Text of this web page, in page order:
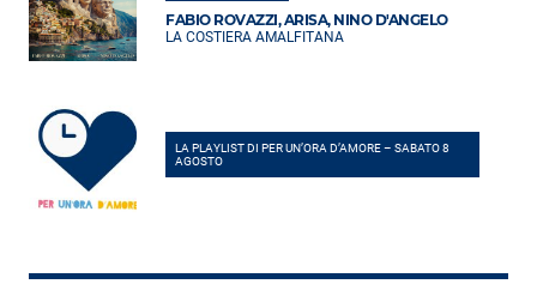
FABIO ROVAZZI, ARISA, NINO D'ANGELO
LA COSTIERA AMALFITANA
LA PLAYLIST DI PER UN’ORA D’AMORE – SABATO 8
AGOSTO